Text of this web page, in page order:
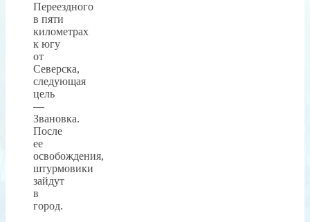
Переездного
в пяти
километрах
к югу
от
Северска,
следующая
цель
—
Звановка.
После
ее
освобождения,
штурмовики
зайдут
в
город.